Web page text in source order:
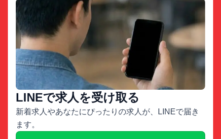
LINEで求人を受け取る
新着求人やあなたにぴったりの求人が、LINEで届き
ます。